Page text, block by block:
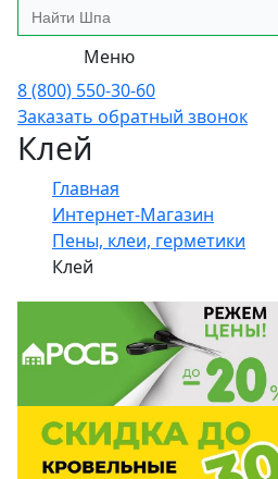
Меню
8 (800) 550-30-60
Заказать обратный звонок
Клей
Главная
Интернет-Магазин
Пены, клеи, герметики
Клей